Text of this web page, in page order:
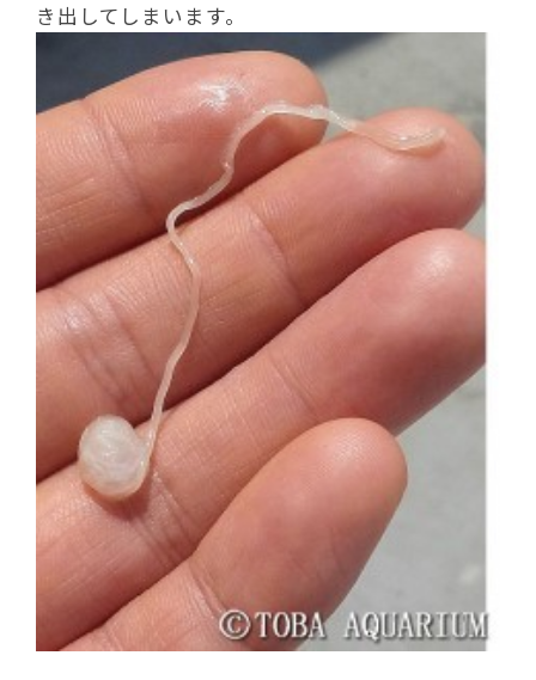
き出してしまいます。